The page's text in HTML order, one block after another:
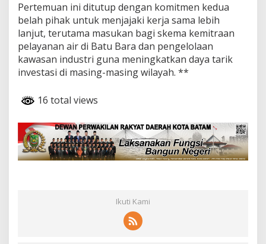
Pertemuan ini ditutup dengan komitmen kedua
belah pihak untuk menjajaki kerja sama lebih
lanjut, terutama masukan bagi skema kemitraan
pelayanan air di Batu Bara dan pengelolaan
kawasan industri guna meningkatkan daya tarik
investasi di masing-masing wilayah. **
16 total views
Ikuti Kami